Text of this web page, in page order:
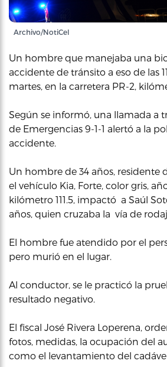
Archivo/NotiCel
Un hombre que manejaba una
accidente de tránsito a eso de las
martes, en la carretera PR-2,
Según se informó, una llamada a
de Emergencias 9-1-1 alertó a la
accidente.
Un hombre de 34 años, residente
el vehículo Kia, Forte, color gris,
kilómetro 111.5, impactó a Saúl
años, quien cruzaba la vía de
El hombre fue atendido por el
pero murió en el lugar.
Al conductor, se le practicó la
resultado negativo.
El fiscal José Rivera Loperena,
fotos, medidas, la ocupación del
como el levantamiento del